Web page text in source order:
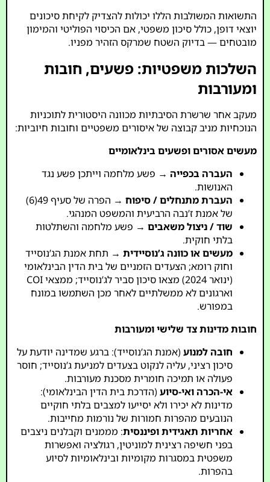
התשואות המשולבות הללו יכולות להצדיק לקיחת סיכונים
יוצאי דופן, כולל סיכון משפטי, אם הכיסוי הפוליטי והמימון
מובטחים — בדיוק השטח שמרקס הזהיר מפניו.
השלכות משפטיות: פשעים, חובות
ומעורבות
מעקב אחר שרשרת הסיבתיות מכוונה היסטורית לתוכניות
הנוכחיות מניב קבוצה של איסורים משפטיים וחובות חיוביות:
מעשים אסורים ופשעים בינלאומיים
העברה בכפייה → פשע מלחמה וייתכן פשע נגד
האנושות.
העברת מתנחלים / סיפוח
→ הפרה של סעיף 49(6)
של אמנת ז’נבה הרביעית והמשפט המנהגי.
שוד / ניצול משאבים → פשע מלחמה והשתלטות
בלתי חוקית.
מעשים או כוונה ג’נוסיידית → תחת אמנת הג’נוסייד
וחוק רומא; הצעדים הזמניים של בית הדין הבינלאומי
(ינואר 2024) מצאו סיכון סביר לג’נוסייד; ממצאי COI
וארגונים לא ממשלתיים לאחר מכן השתמשו במונח
במפורש.
חובות מדינות צד שלישי ומעורבות
חובה למנוע (אמנת הג’נוסייד): ברגע שמדינה יודעת על
סיכון רציני, עליה לנקוט בצעדים למניעת ג’נוסייד; חוסר
פעולה או תמיכה חומרית מסכנת מעורבות.
אי-הכרה ואי-סיוע (הדרכת בית הדין הבינלאומי):
מדינות לא יכירו ולא יסייעו למצבים בלתי חוקיים
הנובעים מהפרות חמורות של נורמות מחייבות.
אחריות תאגידית ופיננסית: מממנים וקבלנים ניצבים
בפני חשיפה רצינית למוניטין, רגולציה ואפשרות
משפטית במסגרות מקומיות ובינלאומיות לסיוע
בהפרות.